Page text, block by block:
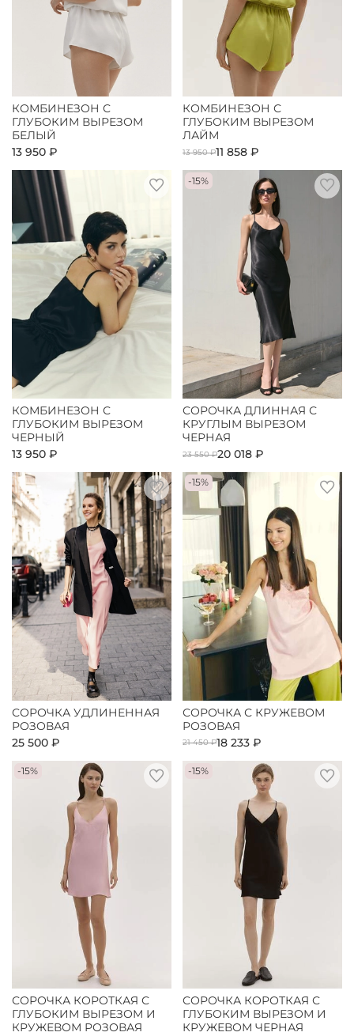
КОМБИНЕЗОН С
ГЛУБОКИМ ВЫРЕЗОМ
БЕЛЫЙ
13 950 ₽
КОМБИНЕЗОН С
ГЛУБОКИМ ВЫРЕЗОМ
ЛАЙМ
13 950 ₽11 858 ₽
КОМБИНЕЗОН С
ГЛУБОКИМ ВЫРЕЗОМ
ЧЕРНЫЙ
13 950 ₽
-15%
СОРОЧКА ДЛИННАЯ С
КРУГЛЫМ ВЫРЕЗОМ
ЧЕРНАЯ
23 550 ₽20 018 ₽
СОРОЧКА УДЛИНЕННАЯ
РОЗОВАЯ
25 500 ₽
-15%
СОРОЧКА С КРУЖЕВОМ
РОЗОВАЯ
21 450 ₽18 233 ₽
-15%
СОРОЧКА КОРОТКАЯ С
ГЛУБОКИМ ВЫРЕЗОМ И
КРУЖЕВОМ РОЗОВАЯ
-15%
СОРОЧКА КОРОТКАЯ С
ГЛУБОКИМ ВЫРЕЗОМ И
КРУЖЕВОМ ЧЕРНАЯ